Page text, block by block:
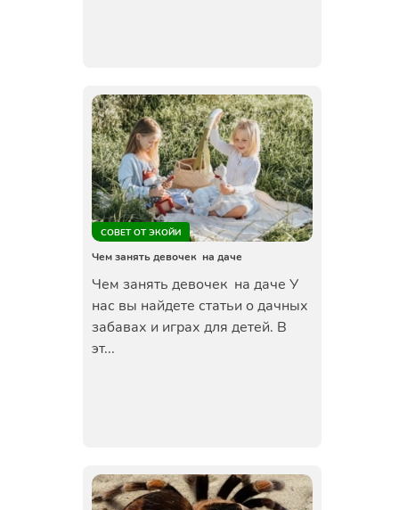
СОВЕТ ОТ ЭКОЙИ
Чем занять девочек на даче
Чем занять девочек на даче У
нас вы найдете статьи о дачных
забавах и играх для детей. В
эт...